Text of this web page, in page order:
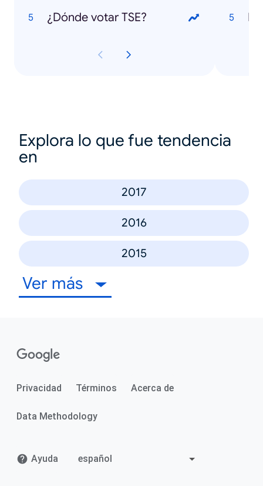
¿Dónde votar TSE?
Explora lo que fue tendencia
en
2017
2016
2015
Ver más
Privacidad Términos Acerca de
Data Methodology
Ayuda